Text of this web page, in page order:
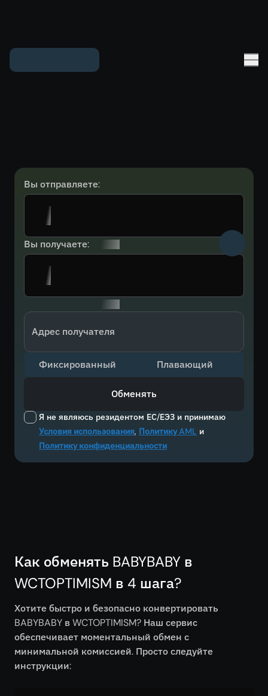
Вы отправляете:
Вы получаете:
Адрес получателя
Я не являюсь резидентом ЕС/ЕЭЗ и принимаю
Условия использования, Политику AML и
Политику конфиденциальности
Фиксированный Плавающий
Обменять
Как обменять BABYBABY в
WCTOPTIMISM в 4 шага?
Хотите быстро и безопасно конвертировать
BABYBABY в WCTOPTIMISM? Наш сервис
обеспечивает моментальный обмен с
минимальной комиссией. Просто следуйте
инструкции: